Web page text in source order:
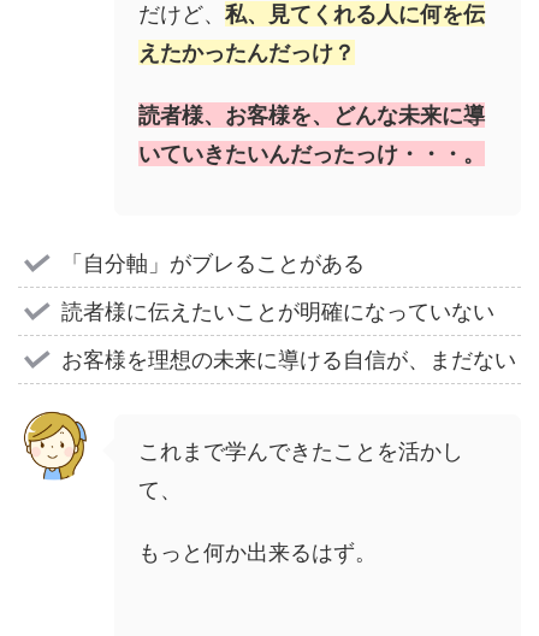
だけど、 私、見てくれる人に何を伝
えたかったんだっけ？
読者様、お客様を、どんな未来に導
いていきたいんだったっけ・・・。
「自分軸」がブレることがある
読者様に伝えたいことが明確になっていない
お客様を理想の未来に導ける自信が、まだない
これまで学んできたことを活かし
て、
もっと何か出来るはず。